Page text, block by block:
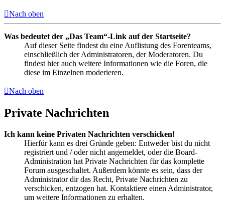
Nach oben
Was bedeutet der „Das Team“-Link auf der Startseite?
Auf dieser Seite findest du eine Auflistung des Forenteams,
einschließlich der Administratoren, der Moderatoren. Du
findest hier auch weitere Informationen wie die Foren, die
diese im Einzelnen moderieren.
Nach oben
Private Nachrichten
Ich kann keine Privaten Nachrichten verschicken!
Hierfür kann es drei Gründe geben: Entweder bist du nicht
registriert und / oder nicht angemeldet, oder die Board-
Administration hat Private Nachrichten für das komplette
Forum ausgeschaltet. Außerdem könnte es sein, dass der
Administrator dir das Recht, Private Nachrichten zu
verschicken, entzogen hat. Kontaktiere einen Administrator,
um weitere Informationen zu erhalten.